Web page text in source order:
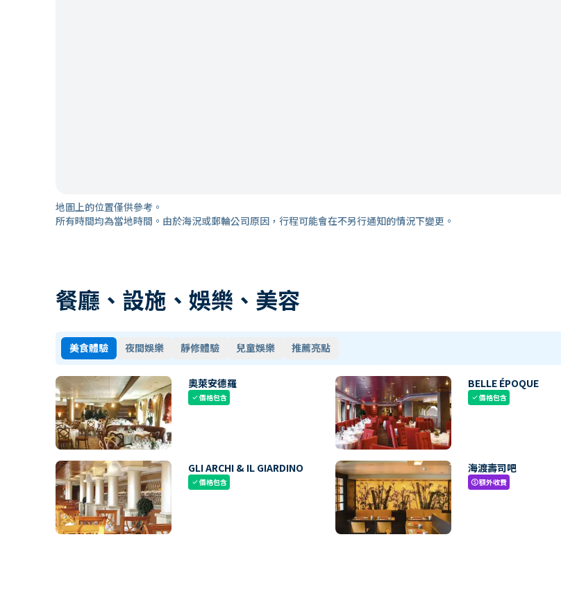
地圖上的位置僅供參考。
所有時間均為當地時間。由於海況或郵輪公司原因，行程可能會在不另行通知的情況下變更。
餐廳、設施、娛樂、美容
美食體驗 夜間娛樂 靜修體驗 兒童娛樂 推薦亮點
奧萊安德羅
check價格包含
BELLE ÉPOQUE
check價格包含
GLI ARCHI & IL GIARDINO
check價格包含
海渡壽司吧
paid額外收費